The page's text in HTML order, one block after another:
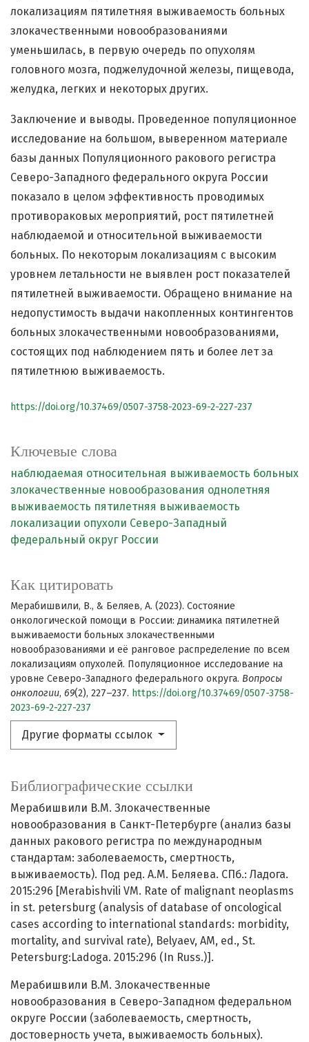
Ключевые слова
наблюдаемая относительная выживаемость больных
злокачественные новообразования однолетняя
выживаемость пятилетняя выживаемость
локализации опухоли Северо-Западный
федеральный округ России
Как цитировать
Мерабишвили, В., & Беляев, А. (2023). Состояние
онкологической помощи в России: динамика пятилетней
выживаемости больных злокачественными
новообразованиями и её ранговое распределение по всем
локализациям опухолей. Популяционное исследование на
уровне Северо-Западного федерального округа. Вопросы
онкологии, 69(2), 227–237. https://doi.org/10.37469/0507-3758-
2023-69-2-227-237
Другие форматы ссылок
локализациям пятилетняя выживаемость больных
злокачественными новообразованиями
уменьшилась, в первую очередь по опухолям
головного мозга, поджелудочной железы, пищевода,
желудка, легких и некоторых других.
Заключение и выводы. Проведенное популяционное
исследование на большом, выверенном материале
базы данных Популяционного ракового регистра
Северо-Западного федерального округа России
показало в целом эффективность проводимых
противораковых мероприятий, рост пятилетней
наблюдаемой и относительной выживаемости
больных. По некоторым локализациям с высоким
уровнем летальности не выявлен рост показателей
пятилетней выживаемости. Обращено внимание на
недопустимость выдачи накопленных контингентов
больных злокачественными новообразованиями,
состоящих под наблюдением пять и более лет за
пятилетнюю выживаемость.
https://doi.org/10.37469/0507-3758-2023-69-2-227-237
Библиографические ссылки
Мерабишвили В.М. Злокачественные
новообразования в Санкт-Петербурге (анализ базы
данных ракового регистра по международным
стандартам: заболеваемость, смертность,
выживаемость). Под ред. А.М. Беляева. СПб.: Ладога.
2015:296 [Merabishvili VM. Rate of malignant neoplasms
in st. petersburg (analysis of database of oncological
cases according to international standards: morbidity,
mortality, and survival rate), Belyaev, AM, ed., St.
Petersburg:Ladoga. 2015:296 (In Russ.)].
Мерабишвили В.М. Злокачественные
новообразования в Северо-Западном федеральном
округе России (заболеваемость, смертность,
достоверность учета, выживаемость больных).